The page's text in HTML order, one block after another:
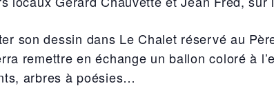
son dessin dans Le Chalet réservé au
remettre en échange un ballon coloré à
arbres à poésies…